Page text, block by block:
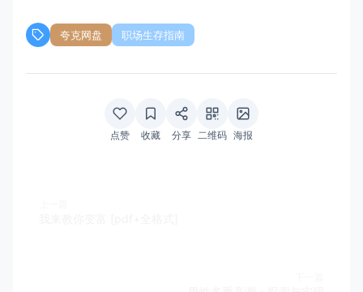
夸克网盘 职场生存指南
点赞 收藏 分享 二维码 海报